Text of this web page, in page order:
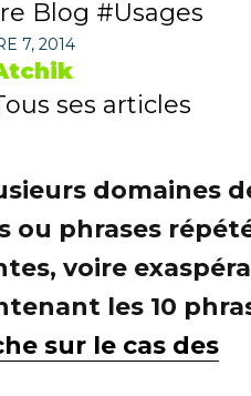
Blog Usages
7, 2014
ses articles
domaines
phrases
voire
les 10
sur le cas des